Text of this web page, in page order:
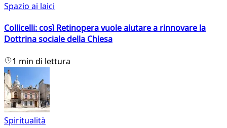
Spazio ai laici
Collicelli: così Retinopera vuole aiutare a rinnovare la
Dottrina sociale della Chiesa
1 min di lettura
Spiritualità